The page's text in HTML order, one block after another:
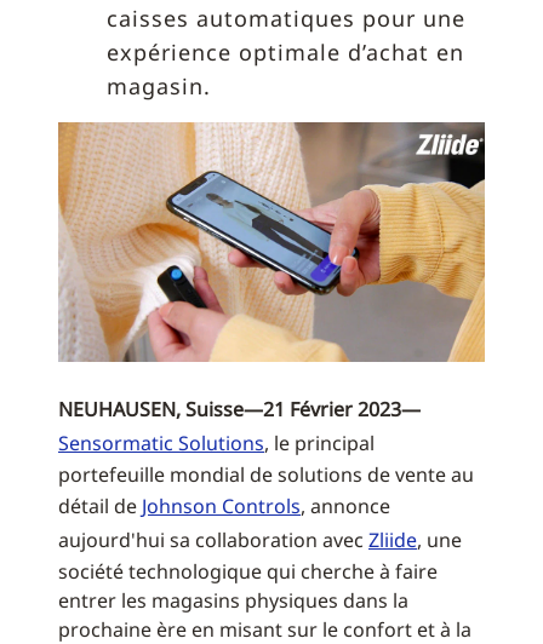
caisses automatiques pour une
expérience optimale d’achat en
magasin.
NEUHAUSEN, Suisse—21 Février 2023—
Sensormatic Solutions, le principal
portefeuille mondial de solutions de vente au
détail de Johnson Controls, annonce
aujourd'hui sa collaboration avec Zliide, une
société technologique qui cherche à faire
entrer les magasins physiques dans la
prochaine ère en misant sur le confort et à la